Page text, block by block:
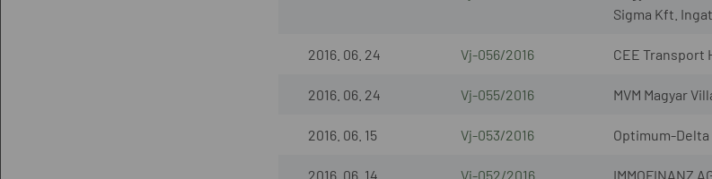
Sigma Kft.
2016. 06. 24 Vj-056/2016 CEE Transport
2016. 06. 24 Vj-055/2016 MVM Magyar
2016. 06. 15 Vj-053/2016 Optimum-
2016. 06. 14 Vj-052/2016 IMMOFINANZ